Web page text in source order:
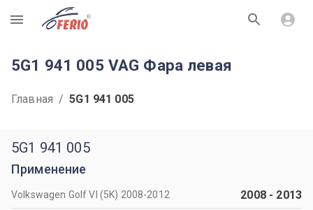
R
5G1 941 005 VAG Фара левая
Главная / 5G1 941 005
5G1 941 005
Применение
Volkswagen Golf VI (5K) 2008-2012 2008- 2013